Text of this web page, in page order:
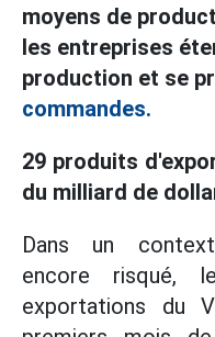
moyens de
les entreprises
production et se
commandes.
29 produits
du milliard de
Dans un
encore risqué,
exportations du